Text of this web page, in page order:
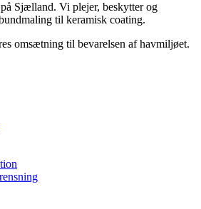
Sjælland. Vi plejer, beskytter og
til keramisk coating.
omsætning til bevarelsen af havmiljøet.